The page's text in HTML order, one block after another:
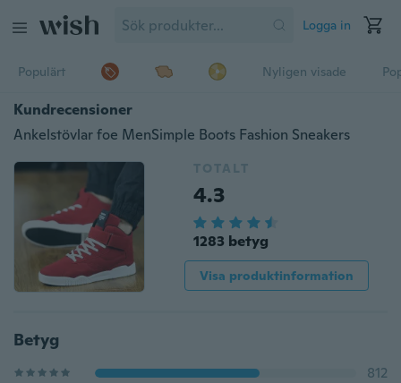
Logga in
Populärt Nyligen visade
Kundrecensioner
Ankelstövlar foe MenSimple Boots Fashion Sneakers
TOTALT
4.3
1283 betyg
Visa produktinformation
Betyg
812